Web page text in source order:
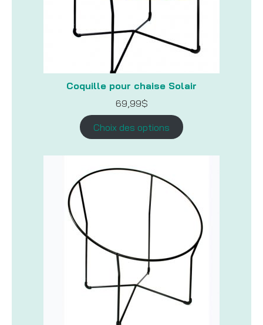
Coquille pour chaise Solair
69,99$
Choix des options